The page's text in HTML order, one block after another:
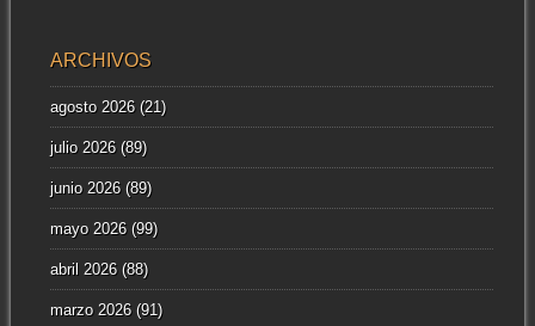
ARCHIVOS
agosto 2026(21)
julio 2026(89)
junio 2026(89)
mayo 2026(99)
abril 2026(88)
marzo 2026(91)